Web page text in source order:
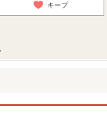
キープ